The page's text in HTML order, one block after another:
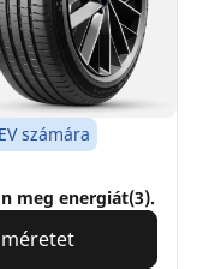
számára
meg energiát(3).